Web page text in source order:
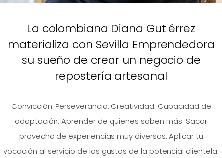
La colombiana Diana Gutiérrez
materializa con Sevilla Emprendedora
su sueño de crear un negocio de
repostería artesanal
Convicción. Perseverancia. Creatividad. Capacidad de
adaptación. Aprender de quienes saben más. Sacar
provecho de experiencias muy diversas. Aplicar tu
vocación al servicio de los gustos de la potencial clientela.